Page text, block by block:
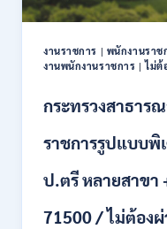
หลาย
ขึ้น
ไป
ยินดี
นักศึกษ
ใหม่
สมัคร
งานราชการ | พนักงานราช
งานพนักงานราชการ |ไม่ต้
กระทรวงสาธาร
ราชการรูปแบบพิ
ป.ตรี หลายสาขา
71500 / ไม่ต้อง